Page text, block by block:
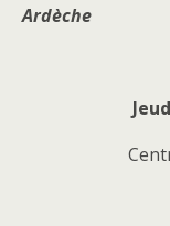
Ardèche